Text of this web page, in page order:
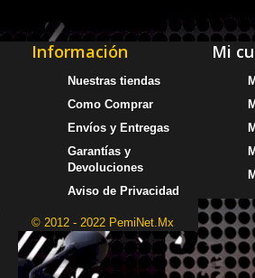
Información
Nuestras tiendas
Como Comprar
Envíos y Entregas
Garantías y
Devoluciones
Aviso de Privacidad
© 2012 - 2022 PemiNet.Mx
Mi